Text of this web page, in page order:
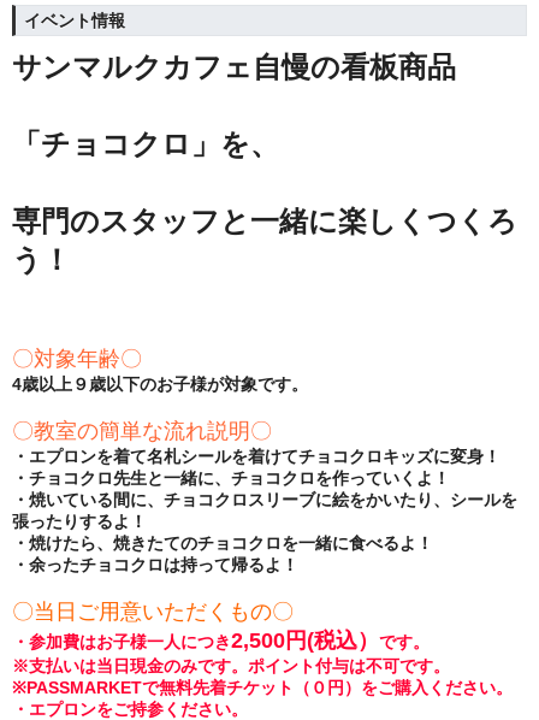
イベント情報
サンマルクカフェ自慢の看板商品
「チョコクロ」を、
専門のスタッフと一緒に楽しくつくろ
う！
〇対象年齢〇
4歳以上９歳以下のお子様が対象です。
〇教室の簡単な流れ説明〇
・エプロンを着て名札シールを着けてチョコクロキッズに変身！
・チョコクロ先生と一緒に、チョコクロを作っていくよ！
・焼いている間に、チョコクロスリーブに絵をかいたり、シールを
張ったりするよ！
・焼けたら、焼きたてのチョコクロを一緒に食べるよ！
・余ったチョコクロは持って帰るよ！
〇当日ご用意いただくもの〇
・参加費はお子様一人につき2,500円(税込）
です。
※支払いは当日現金のみです。ポイント付与は不可です。
※PASSMARKETで無料先着チケット（０円）をご購入ください。
・エプロンをご持参ください。